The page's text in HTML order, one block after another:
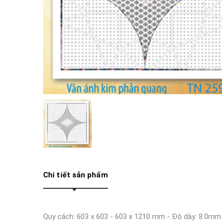
Chi tiết sản phẩm
Quy cách: 603 x 603 - 603 x 1210 mm - Độ dày: 8.0mm